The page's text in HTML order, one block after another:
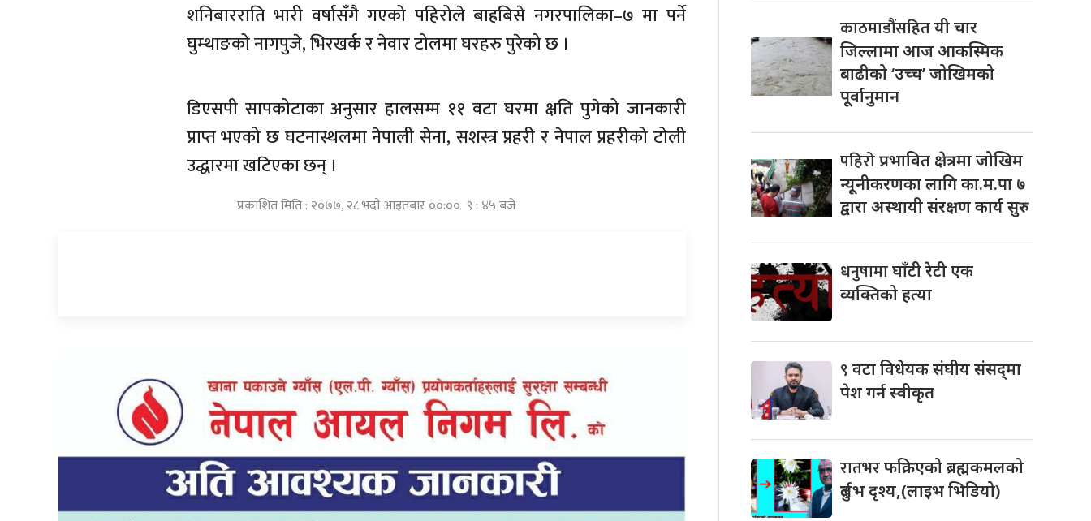
शनिबारराति भारी वर्षासँगै गएको पहिरोले बाह्रबिसे नगरपालिका–७ मा पर्ने
घुम्थाङको नागपुजे, भिरखर्क र नेवार टोलमा घरहरु पुरेको छ ।
डिएसपी सापकोटाका अनुसार हालसम्म ११ वटा घरमा क्षति पुगेको जानकारी
प्राप्त भएको छ घटनास्थलमा नेपाली सेना, सशस्त्र प्रहरी र नेपाल प्रहरीको टोली
उद्धारमा खटिएका छन् ।
प्रकाशित मिति : २०७७, २८ भदौ आइतबार ००:०० ९ : ४५ बजे
काठमाडौंसहितयी चार
जिल्लामा आज आकस्मिक
बाढीको ‘उच्च’ जोखिमको
पूर्वानुमान
पहिरोप्रभावित क्षेत्रमा जोखिम
न्यूनीकरणका लागि का.म.पा ७
द्वारा अस्थायी संरक्षण कार्य सुरु
धनुषामाघाँटी रेटी एक
व्यक्तिको हत्या
९वटा विधेयक संघीय संसद्‌मा
पेश गर्न स्वीकृत
रातभरफक्रिएको ब्रह्मकमलको
दुर्लभ दृश्य,(लाइभ भिडियो)